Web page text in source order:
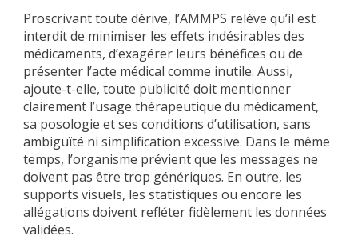
Proscrivant toute dérive, l’AMMPS relève qu’il est
interdit de minimiser les effets indésirables des
médicaments, d’exagérer leurs bénéfices ou de
présenter l’acte médical comme inutile. Aussi,
ajoute-t-elle, toute publicité doit mentionner
clairement l’usage thérapeutique du médicament,
sa posologie et ses conditions d’utilisation, sans
ambiguïté ni simplification excessive. Dans le même
temps, l’organisme prévient que les messages ne
doivent pas être trop génériques. En outre, les
supports visuels, les statistiques ou encore les
allégations doivent refléter fidèlement les données
validées.